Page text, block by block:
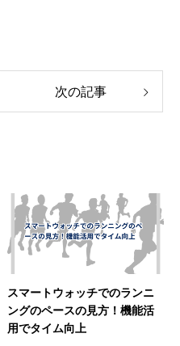
次の記事
スマートウォッチでのランニ
ングのペースの見方！機能活
用でタイム向上